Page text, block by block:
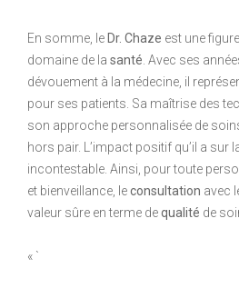
En somme, leDr. Chaze est une
domaine de la santé . Avec ses
dévouement à la médecine, il
pour ses patients. Sa maîtrise des
son approche personnalisée de
hors pair. L’impact positif qu’il a sur
incontestable. Ainsi, pour toute
et bienveillance, leconsultation avec
valeur sûre en terme dequalité de
« `